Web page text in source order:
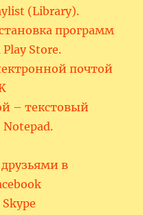
(Library).
программ
Store.
почтой
– текстовый
в